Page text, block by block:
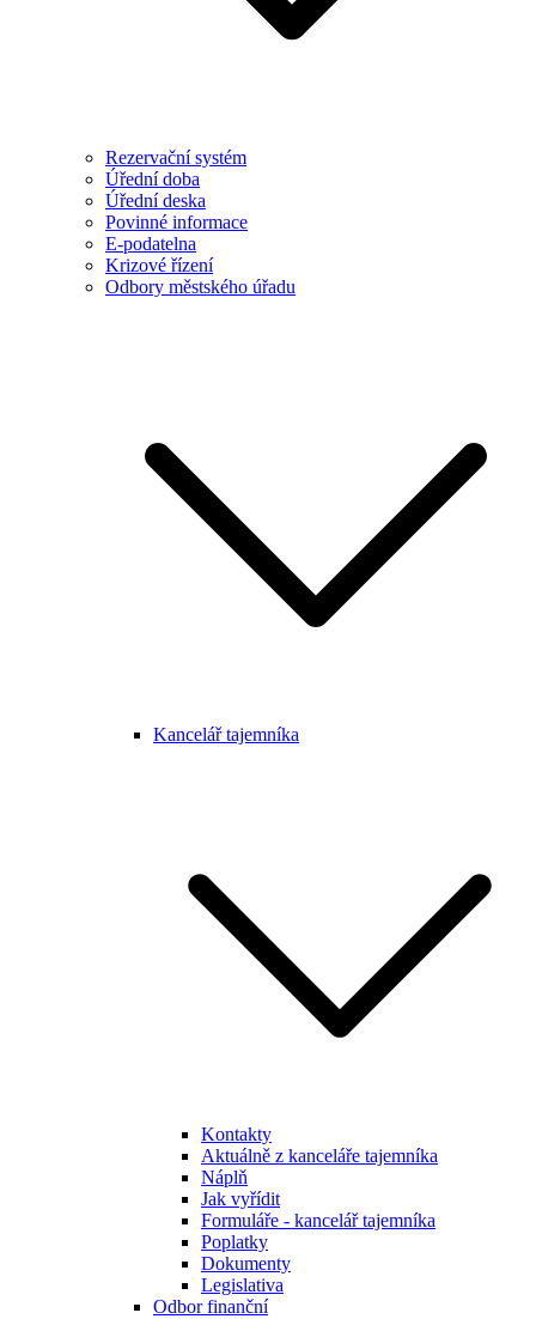
Rezervační systém
Úřední doba
Úřední deska
Povinné informace
E-podatelna
Krizové řízení
Odbory městského úřadu
Kancelář tajemníka
Kontakty
Aktuálně z kanceláře tajemníka
Náplň
Jak vyřídit
Formuláře - kancelář tajemníka
Poplatky
Dokumenty
Legislativa
Odbor finanční